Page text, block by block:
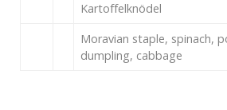
Kartoffelknödel
Moravian staple, spinach,
dumpling, cabbage